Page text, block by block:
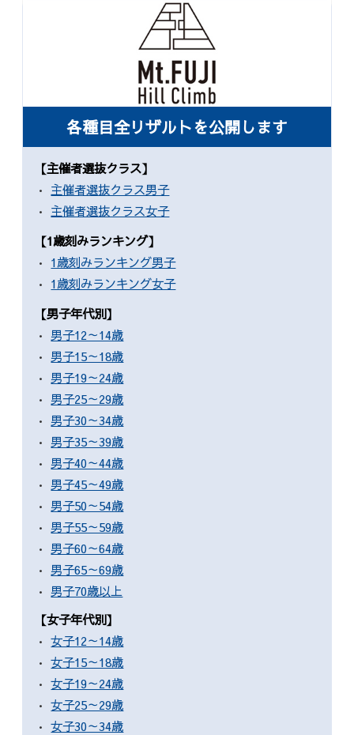
お申し込み
FAQ
取材をご希望の方はこちら
公式グッズ
EXPO2026
ENGLISH
簡体字
各種目全リザルトを公開します
【主催者選抜クラス】
主催者選抜クラス男子
主催者選抜クラス女子
【1歳刻みランキング】
1歳刻みランキング男子
1歳刻みランキング女子
【男子年代別】
男子12～14歳
男子15～18歳
男子19～24歳
男子25～29歳
男子30～34歳
男子35～39歳
男子40～44歳
男子45～49歳
男子50～54歳
男子55～59歳
男子60～64歳
男子65～69歳
男子70歳以上
【女子年代別】
女子12～14歳
女子15～18歳
女子19～24歳
女子25～29歳
女子30～34歳